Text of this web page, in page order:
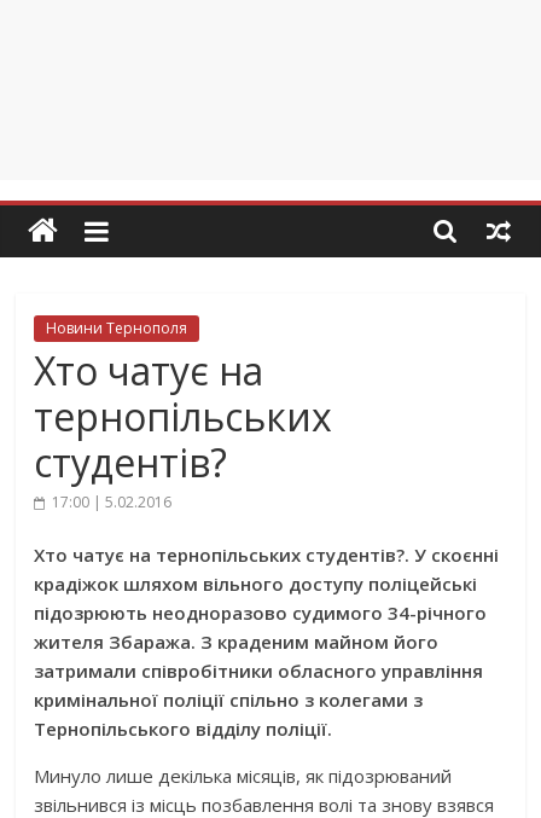
Новини Тернополя
Хто чатує на
тернопільських
студентів?
17:00 | 5.02.2016
Хто чатує на тернопільських студентів?. У скоєнні
крадіжок шляхом вільного доступу поліцейські
підозрюють неодноразово судимого 34-річного
жителя Збаража. З краденим майном його
затримали співробітники обласного управління
кримінальної поліції спільно з колегами з
Тернопільського відділу поліції.
Минуло лише декілька місяців, як підозрюваний
звільнився із місць позбавлення волі та знову взявся